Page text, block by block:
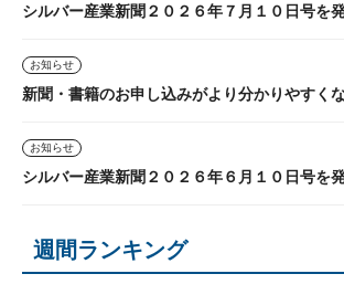
シルバー産業新聞２０２６年７月１０日号を
お知らせ
新聞・書籍のお申し込みがより分かりやすくな
お知らせ
シルバー産業新聞２０２６年６月１０日号を
週間ランキング